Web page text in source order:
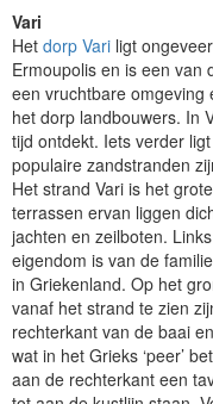
Vari
Het dorp Vari ligt
Ermoupolis en is een van
een vruchtbare omgeving
het dorp landbouwers. In
tijd ontdekt. Iets verder
populaire zandstranden
Het strand Vari is het
terrassen ervan liggen
jachten en zeilboten.
eigendom is van de
in Griekenland. Op het
vanaf het strand te zien
rechterkant van de baai
wat in het Grieks ‘peer’
aan de rechterkant een